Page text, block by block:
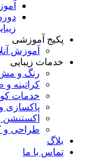
پکیج آموزشی
آموزش
خدمات زیبایی
رنگ و مش
کراتینه
خدمات
پاکسازی
طراحی و
بلاگ
تماس با ما